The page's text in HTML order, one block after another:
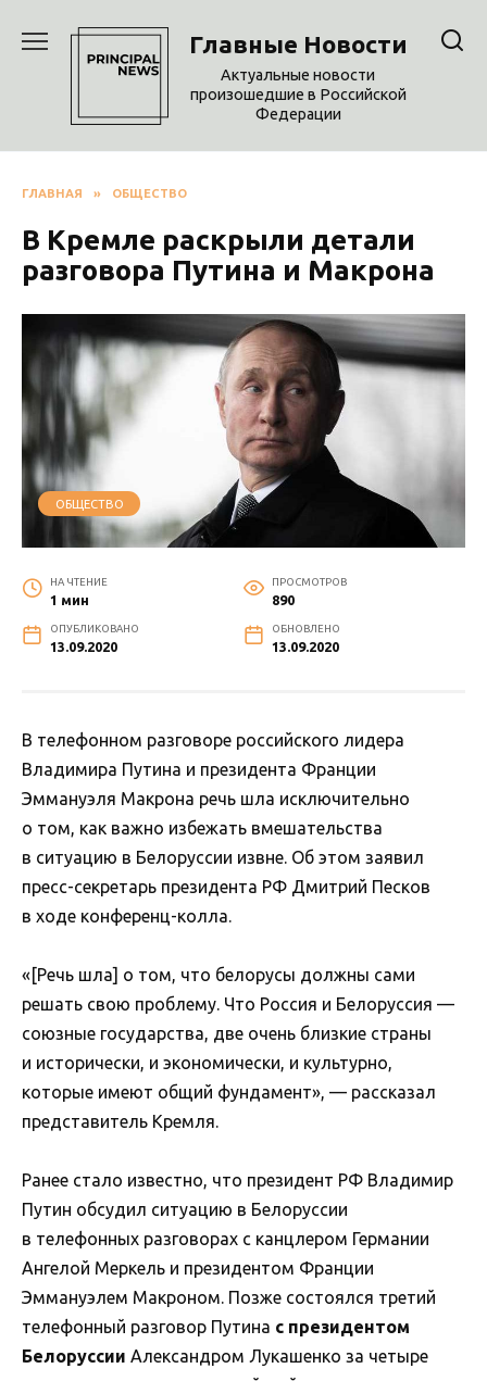
содержанию
Главные Новости
Актуальные новости
произошедшие в Российской
Федерации
ГЛАВНАЯ » ОБЩЕСТВО
В Кремле раскрыли детали
разговора Путина и Макрона
ОБЩЕСТВО
НА ЧТЕНИЕ
1 мин
ПРОСМОТРОВ
890
ОПУБЛИКОВАНО
13.09.2020
ОБНОВЛЕНО
13.09.2020
В телефонном разговоре российского лидера
Владимира Путина и президента Франции
Эммануэля Макрона речь шла исключительно
о том, как важно избежать вмешательства
в ситуацию в Белоруссии извне. Об этом заявил
пресс-секретарь президента РФ Дмитрий Песков
в ходе конференц-колла.
«[Речь шла] о том, что белорусы должны сами
решать свою проблему. Что Россия и Белоруссия —
союзные государства, две очень близкие страны
и исторически, и экономически, и культурно,
которые имеют общий фундамент», — рассказал
представитель Кремля.
Ранее стало известно, что президент РФ Владимир
Путин обсудил ситуацию в Белоруссии
в телефонных разговорах с канцлером Германии
Ангелой Меркель и президентом Франции
Эммануэлем Макроном. Позже состоялся третий
телефонный разговор Путина с президентом
Белоруссии Александром Лукашенко за четыре